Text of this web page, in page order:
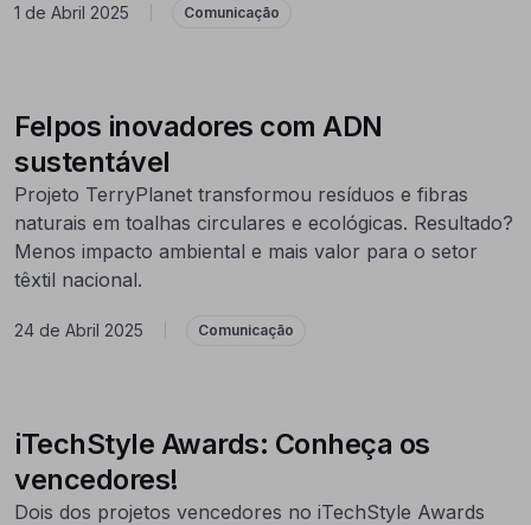
1 de Abril 2025 Comunicação
Felpos inovadores com ADN
sustentável
Projeto TerryPlanet transformou resíduos e fibras
naturais em toalhas circulares e ecológicas. Resultado?
Menos impacto ambiental e mais valor para o setor
têxtil nacional.
24 de Abril 2025 Comunicação
iTechStyle Awards: Conheça os
vencedores!
Dois dos projetos vencedores no iTechStyle Awards